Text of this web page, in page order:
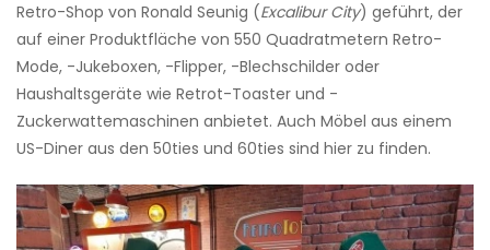
Retro-Shop von Ronald Seunig (Excalibur City) geführt, der
auf einer Produktfläche von 550 Quadratmetern Retro-
Mode, -Jukeboxen, -Flipper, -Blechschilder oder
Haushaltsgeräte wie Retrot-Toaster und -
Zuckerwattemaschinen anbietet. Auch Möbel aus einem
US-Diner aus den 50ties und 60ties sind hier zu finden.